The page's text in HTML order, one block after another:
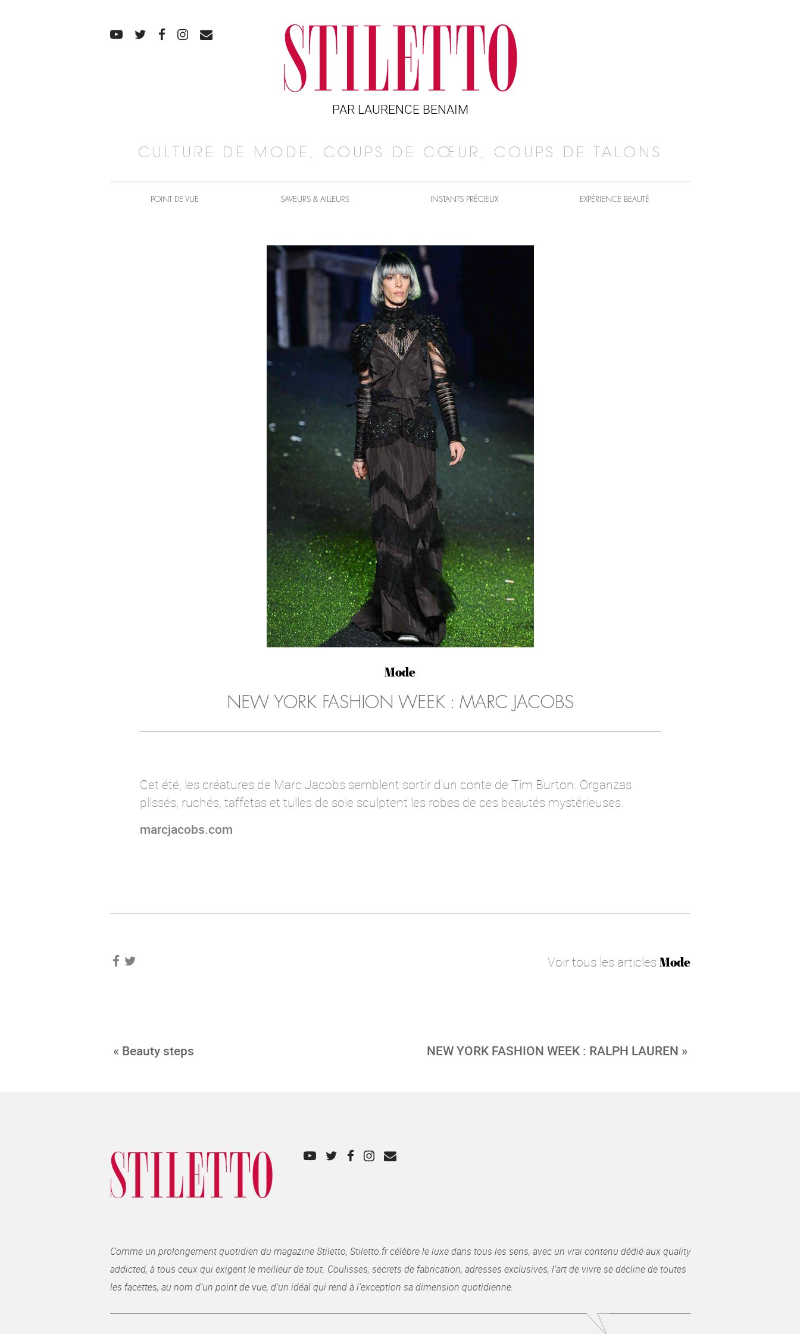
PAR LAURENCE BENAIM
CULTURE DE MODE, COUPS DE CŒUR, COUPS DE TALONS
POINT DE VUE SAVEURS & AILLEURS INSTANTS PRÉCIEUX EXPÉRIENCE BEAUTÉ
Mode
NEW YORK FASHION WEEK : MARC JACOBS
Cet été, les créatures de Marc Jacobs semblent sortir d'un conte de Tim Burton. Organzas
plissés, ruchés, taffetas et tulles de soie sculptent les robes de ces beautés mystérieuses.
marcjacobs.com
Voir tous les articles Mode
« Beauty steps NEW YORK FASHION WEEK : RALPH LAUREN »
Comme un prolongement quotidien du magazine Stiletto, Stiletto.fr célèbre le luxe dans tous les sens, avec un vrai contenu dédié aux quality
addicted, à tous ceux qui exigent le meilleur de tout. Coulisses, secrets de fabrication, adresses exclusives, l’art de vivre se décline de toutes
les facettes, au nom d’un point de vue, d’un idéal qui rend à l’exception sa dimension quotidienne.